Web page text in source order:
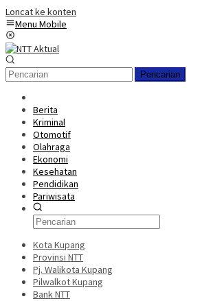
Loncat ke konten
Menu Mobile
Pencarian
Berita
Kriminal
Otomotif
Olahraga
Ekonomi
Kesehatan
Pendidikan
Pariwisata
Kota Kupang
Provinsi NTT
Pj. Walikota Kupang
Pilwalkot Kupang
Bank NTT